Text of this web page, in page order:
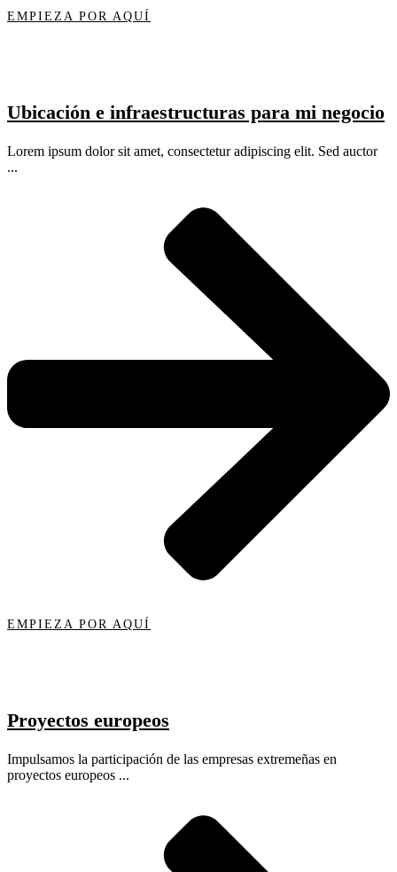
EMPIEZA POR AQUÍ
Ubicación e infraestructuras para mi negocio
Lorem ipsum dolor sit amet, consectetur adipiscing elit. Sed auctor
...
EMPIEZA POR AQUÍ
Proyectos europeos
Impulsamos la participación de las empresas extremeñas en
proyectos europeos ...